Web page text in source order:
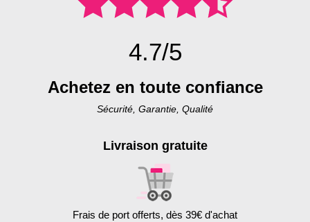
4.7/5
Achetez en toute confiance
Sécurité, Garantie, Qualité
Livraison gratuite
Frais de port offerts, dès 39€ d'achat